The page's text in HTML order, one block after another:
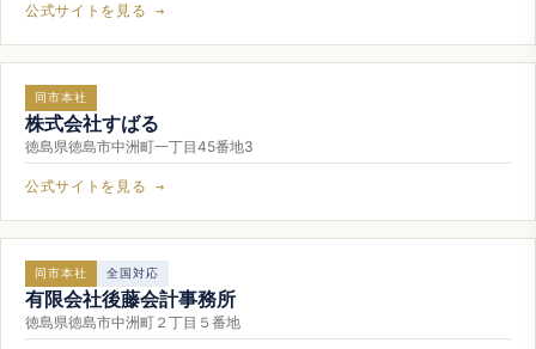
公式サイトを見る →
同市本社
株式会社すばる
徳島県徳島市中洲町一丁目45番地3
公式サイトを見る →
同市本社 全国対応
有限会社後藤会計事務所
徳島県徳島市中洲町２丁目５番地